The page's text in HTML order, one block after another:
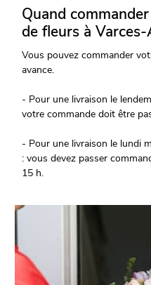
Quand
de fleurs à
Vous pouvez commander
avance.
- Pour une livraison le
votre commande doit être
- Pour une livraison le lundi
: vous devez passer
15 h.